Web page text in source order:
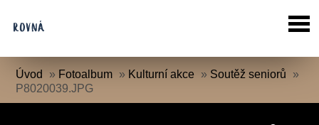
Úvod » Fotoalbum » Kulturní akce » Soutěž seniorů
»
P8020039.JPG